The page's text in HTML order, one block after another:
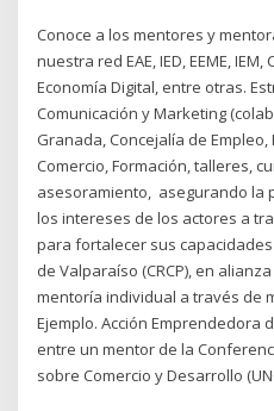
Conoce a los mentores y
nuestra red EAE, IED, EEME,
Economía Digital, entre otras.
Comunicación y Marketing
Granada, Concejalía de
Comercio, Formación, talleres,
asesoramiento, asegurando la
los intereses de los actores a
para fortalecer sus
de Valparaíso (CRCP), en
mentoría individual a través de
Ejemplo. Acción Emprendedora
entre un mentor de la
sobre Comercio y Desarrollo